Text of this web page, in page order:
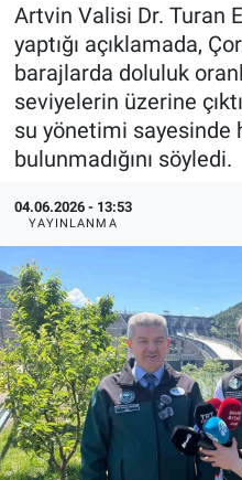
Artvin Valisi Dr. Turan
yaptığı açıklamada,
barajlarda doluluk
seviyelerin üzerine
su yönetimi sayesinde
bulunmadığını söyledi.
04.06.2026 - 13:53
YAYINLANMA
Son Dakika Haberleri
Haber Arşivi